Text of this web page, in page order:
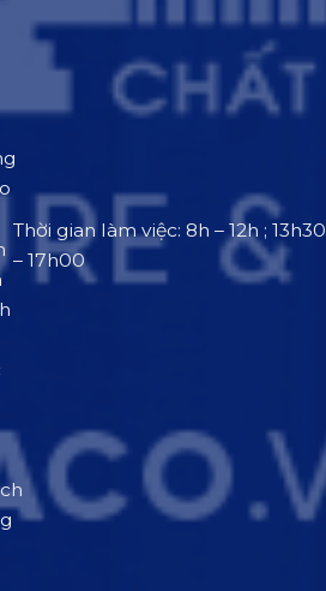
Thời gian làm việc: 8h – 12h ; 13h30
– 17h00